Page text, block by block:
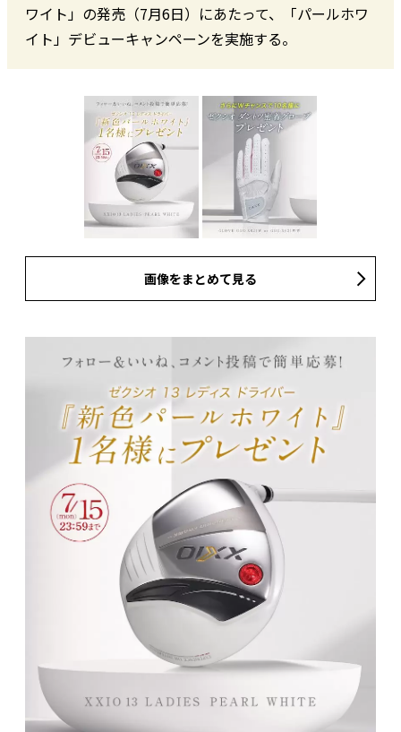
ワイト」の発売（7月6日）にあたって、「パールホワ
イト」デビューキャンペーンを実施する。
画像をまとめて見る